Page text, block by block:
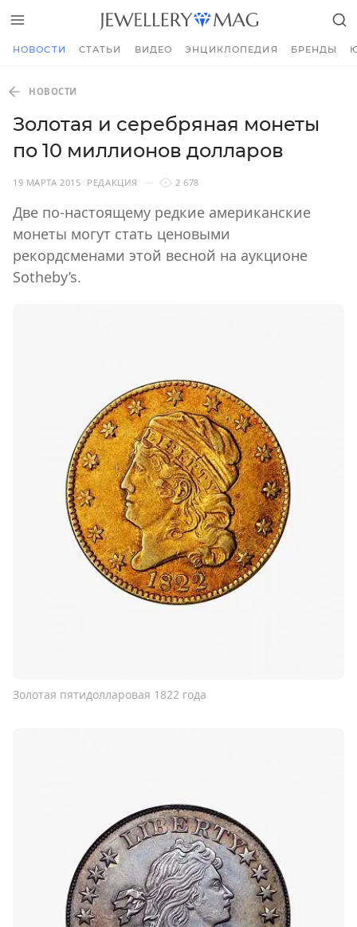
НОВОСТИ СТАТЬИ ВИДЕО ЭНЦИКЛОПЕДИЯ БРЕНДЫ
НОВОСТИ
Золотая и серебряная монеты
по 10 миллионов долларов
19 МАРТА 2015 РЕДАКЦИЯ 2 678
Две по-настоящему редкие американские
монеты могут стать ценовыми
рекордсменами этой весной на аукционе
Sotheby’s.
Золотая пятидолларовая 1822 года